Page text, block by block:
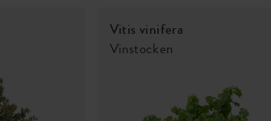
Vitis vinifera
Vinstocken